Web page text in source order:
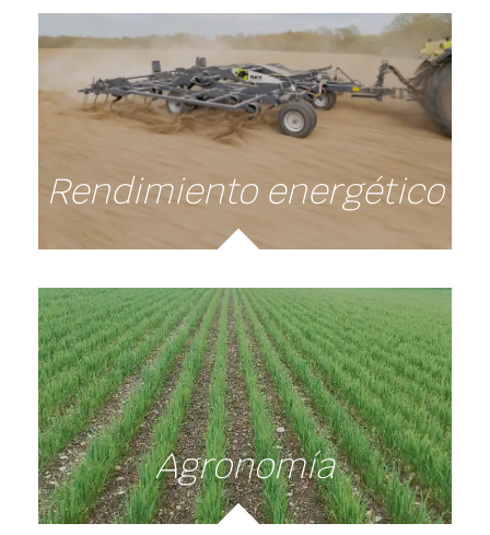
Rendimiento energético
Agronomía